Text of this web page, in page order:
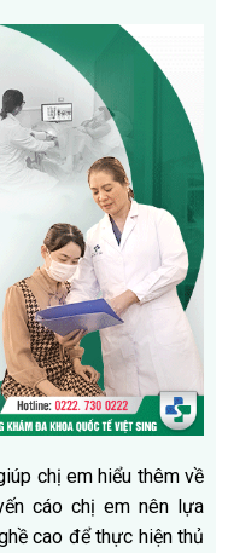
chị em hiểu thêm về
cáo chị em nên lựa
cao để thực hiện thủ